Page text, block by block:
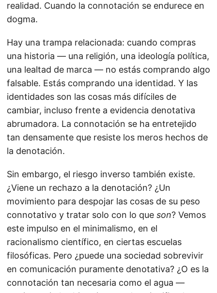
realidad. Cuando la connotación se endurece en
dogma.
Hay una trampa relacionada: cuando compras
una historia — una religión, una ideología política,
una lealtad de marca — no estás comprando algo
falsable. Estás comprando una identidad. Y las
identidades son las cosas más difíciles de
cambiar, incluso frente a evidencia denotativa
abrumadora. La connotación se ha entretejido
tan densamente que resiste los meros hechos de
la denotación.
Sin embargo, el riesgo inverso también existe.
¿Viene un rechazo a la denotación? ¿Un
movimiento para despojar las cosas de su peso
connotativo y tratar solo con lo que son? Vemos
este impulso en el minimalismo, en el
racionalismo científico, en ciertas escuelas
filosóficas. Pero ¿puede una sociedad sobrevivir
en comunicación puramente denotativa? ¿O es la
connotación tan necesaria como el agua —